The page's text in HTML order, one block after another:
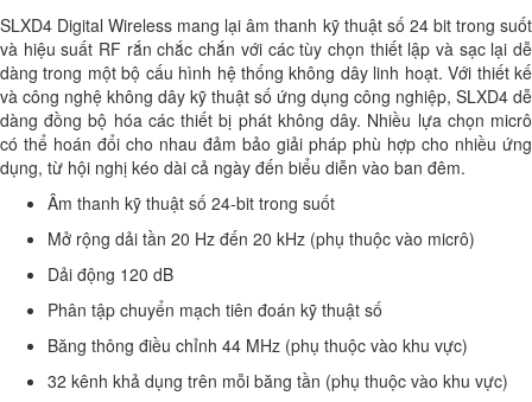
SLXD4 Digital Wireless mang lại âm thanh kỹ thuật số 24 bit trong suốt
và hiệu suất RF rắn chắc chắn với các tùy chọn thiết lập và sạc lại dễ
dàng trong một bộ cấu hình hệ thống không dây linh hoạt. Với thiết kế
và công nghệ không dây kỹ thuật số ứng dụng công nghiệp, SLXD4 dễ
dàng đồng bộ hóa các thiết bị phát không dây. Nhiều lựa chọn micrô
có thể hoán đổi cho nhau đảm bảo giải pháp phù hợp cho nhiều ứng
dụng, từ hội nghị kéo dài cả ngày đến biểu diễn vào ban đêm.
Âm thanh kỹ thuật số 24-bit trong suốt
Mở rộng dải tần 20 Hz đến 20 kHz (phụ thuộc vào micrô)
Dải động 120 dB
Phân tập chuyển mạch tiên đoán kỹ thuật số
Băng thông điều chỉnh 44 MHz (phụ thuộc vào khu vực)
32 kênh khả dụng trên mỗi băng tần (phụ thuộc vào khu vực)